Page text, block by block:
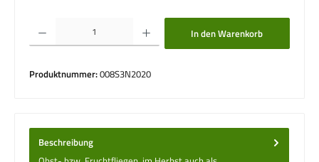
Produkt Anzahl: Gib den gewünschten Wert ein oder benutze die Schaltflächen um
In den Warenkorb
Produktnummer:008S3N2020
Beschreibung